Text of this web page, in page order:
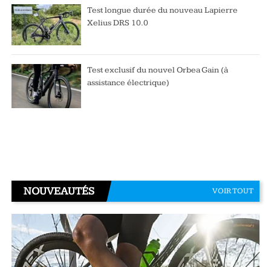
Test longue durée du nouveau Lapierre
Xelius DRS 10.0
Test exclusif du nouvel Orbea Gain (à
assistance électrique)
NOUVEAUTÉS VOIR TOUT